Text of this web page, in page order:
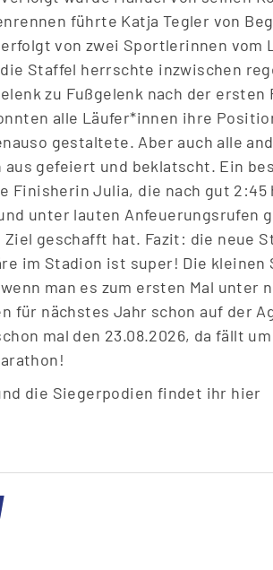
führte Katja Tegler von
von zwei Sportlerinnen vom
Staffel herrschte inzwischen
zu Fußgelenk nach der ersten
alle Läufer*innen ihre
gestaltete. Aber auch alle
aus gefeiert und beklatscht. Ein
Finisherin Julia, die nach gut 2:45
unter lauten Anfeuerungsrufen
geschafft hat. Fazit: die neue
im Stadion ist super! Die
man es zum ersten Mal unter
für nächstes Jahr schon auf der
mal den 23.08.2026, da fällt
die Siegerpodien findet ihr hier